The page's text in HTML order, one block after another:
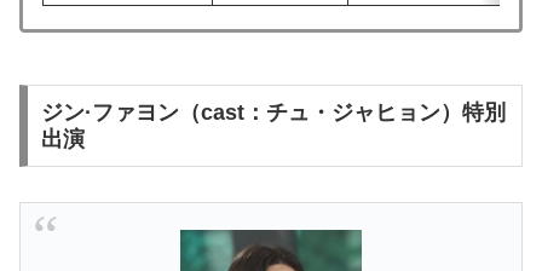
ジン·ファヨン（cast：チュ・ジャヒョン）特別
出演